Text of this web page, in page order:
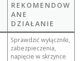
REKOMENDOW
ANE
DZIAŁANIE
Sprawdzić wyłączniki,
zabezpieczenia,
napięcie w skrzynce